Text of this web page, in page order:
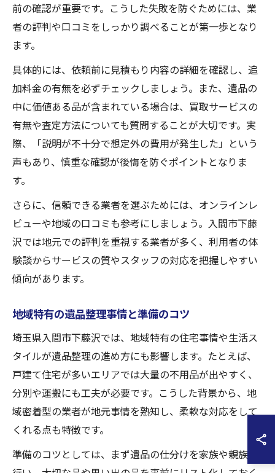
前の確認が重要です。こうした失敗を防ぐためには、業
者の評判や口コミをしっかり調べることが第一歩となり
ます。
具体的には、依頼前に見積もり内容の詳細を確認し、追
加料金の有無を必ずチェックしましょう。また、遺品の
中に価値ある品が含まれている場合は、買取サービスの
有無や査定方法についても質問することが大切です。実
際、「説明が不十分で想定外の費用が発生した」という
声もあり、慎重な確認が後悔を防ぐポイントとなりま
す。
さらに、信頼できる業者を選ぶためには、オンラインレ
ビューや地域の口コミも参考にしましょう。入間市下藤
沢では地元での評判を重視する業者が多く、利用者の体
験談からサービスの質やスタッフの対応を把握しやすい
傾向があります。
地域特有の遺品整理事情と準備のコツ
埼玉県入間市下藤沢では、地域特有の住宅事情や生活ス
タイルが遺品整理の進め方にも影響します。たとえば、
戸建て住宅が多いエリアでは大量の不用品が出やすく、
分別や運搬にも工夫が必要です。こうした背景から、地
域密着型の業者が地元事情を熟知し、柔軟な対応をして
くれる点も特徴です。
準備のコツとしては、まず遺品の仕分けを家族や親族で